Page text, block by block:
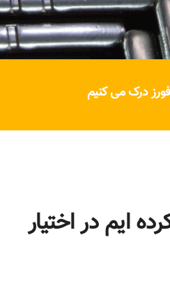
درک می کنیم
ایم در اختیار